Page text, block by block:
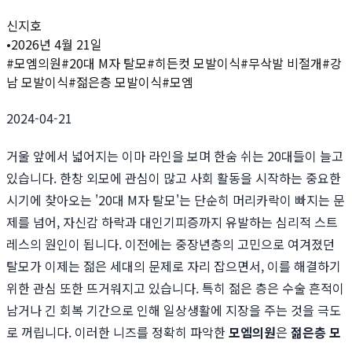
신지호
•2026년 4월 21일
#모엠의원#20대 M자 탈모#히든컷 모발이식#무삭발 비절개#강
남 모발이식#젊은층 모발이식#모엠
2024-04-21
거울 앞에서 넓어지는 이마 라인을 보며 한숨 쉬는 20대들이 늘고
있습니다. 한창 외모에 관심이 많고 사회 활동을 시작하는 중요한
시기에 찾아오는 '20대 M자 탈모'는 단순히 머리카락이 빠지는 문
제를 넘어, 자신감 하락과 대인기피증까지 유발하는 심리적 스트
레스의 원인이 됩니다. 이전에는 중장년층의 고민으로 여겨졌던
탈모가 이제는 젊은 세대의 문제로 자리 잡으면서, 이를 해결하기
위한 관심 또한 뜨거워지고 있습니다. 특히 젊은 층은 수술 흔적이
남거나 긴 회복 기간으로 인해 일상생활에 지장을 주는 것을 극도
로 꺼립니다. 이러한 니즈를 정확히 파악한모엠의원은 젊은층 모